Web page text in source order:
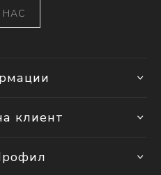
НАС
клиент